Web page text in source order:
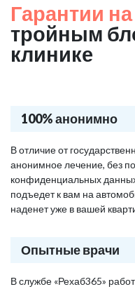
Гарантии
тройным
клинике
100% анонимно
В отличие от
анонимное лечение, без
конфиденциальных
подъедет к вам на
наденет уже в вашей
Опытные врачи
В службе «Рехаб365»